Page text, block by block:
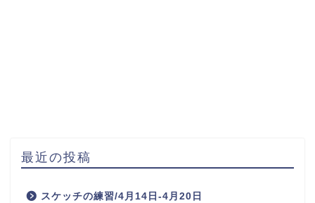
最近の投稿
スケッチの練習/4月14日-4月20日